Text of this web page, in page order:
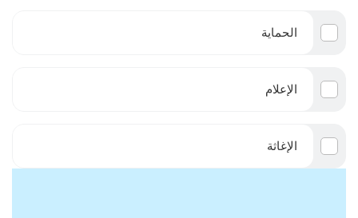
الحماية
الإعلام
الإغاثة